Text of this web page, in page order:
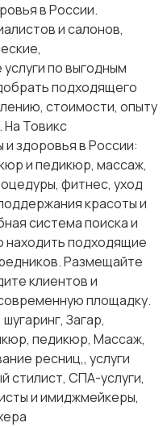
в России.
и салонов,
по выгодным
подходящего
стоимости, опыту
Товикс
и здоровья в России:
и педикюр, массаж,
фитнес, уход
красоты и
система поиска и
находить подходящие
Размещайте
клиентов и
площадку.
Загар,
педикюр, Массаж,
ресниц,, услуги
стилист, СПА-услуги,
и имиджмейкеры,